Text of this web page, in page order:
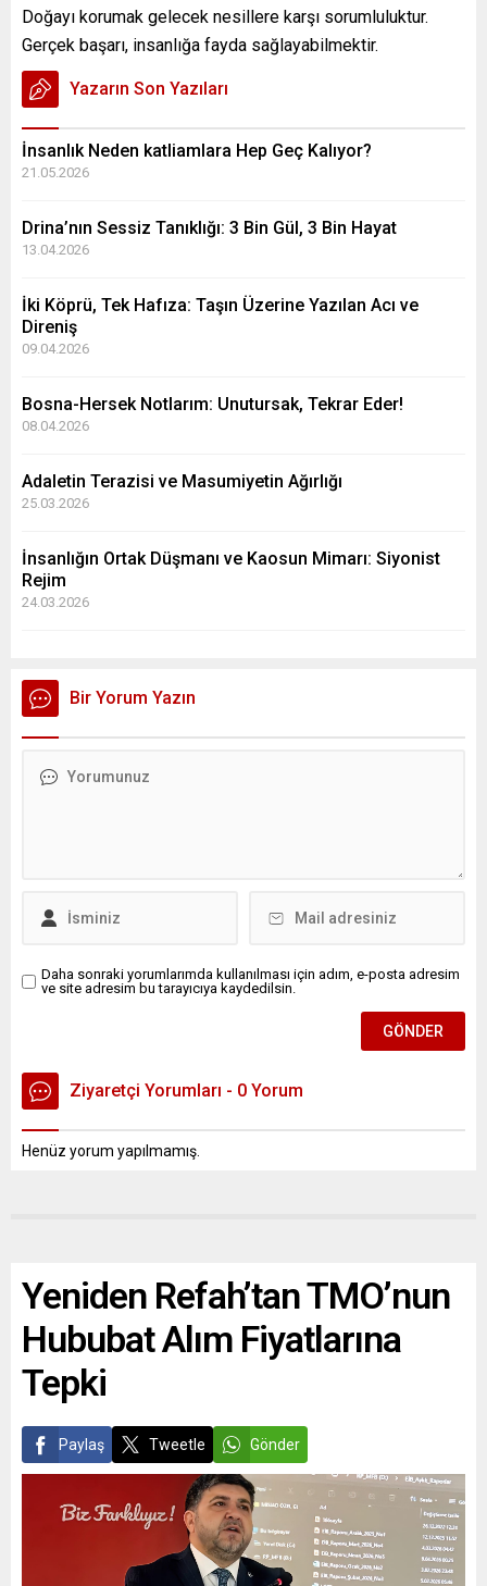
Doğayı korumak gelecek nesillere karşı sorumluluktur.
Gerçek başarı, insanlığa fayda sağlayabilmektir.
Yazarın Son Yazıları
İnsanlık Neden katliamlara Hep Geç Kalıyor?
21.05.2026
Drina’nın Sessiz Tanıklığı: 3 Bin Gül, 3 Bin Hayat
13.04.2026
İki Köprü, Tek Hafıza: Taşın Üzerine Yazılan Acı ve
Direniş
09.04.2026
Bosna-Hersek Notlarım: Unutursak, Tekrar Eder!
08.04.2026
Adaletin Terazisi ve Masumiyetin Ağırlığı
25.03.2026
İnsanlığın Ortak Düşmanı ve Kaosun Mimarı: Siyonist
Rejim
24.03.2026
Bir Yorum Yazın
Daha sonraki yorumlarımda kullanılması için adım, e-posta adresim
ve site adresim bu tarayıcıya kaydedilsin.
Ziyaretçi Yorumları - 0 Yorum
Henüz yorum yapılmamış.
Yeniden Refah’tan TMO’nun
Hububat Alım Fiyatlarına
Tepki
Paylaş Tweetle Gönder